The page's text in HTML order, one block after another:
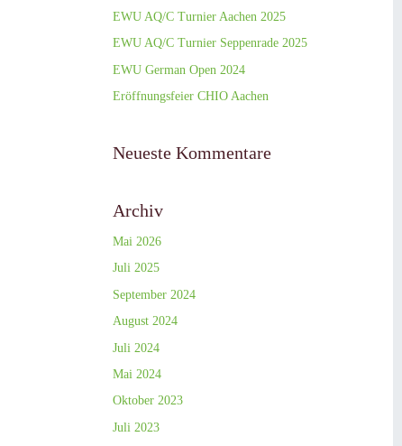
EWU AQ/C Turnier Aachen 2025
EWU AQ/C Turnier Seppenrade 2025
EWU German Open 2024
Eröffnungsfeier CHIO Aachen
Neueste Kommentare
Archiv
Mai 2026
Juli 2025
September 2024
August 2024
Juli 2024
Mai 2024
Oktober 2023
Juli 2023